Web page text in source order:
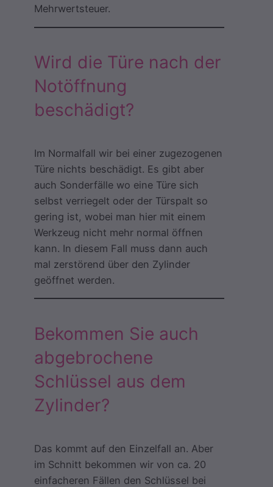
Mehrwertsteuer.
Wird die Türe nach der
Notöffnung
beschädigt?
Im Normalfall wir bei einer zugezogenen
Türe nichts beschädigt. Es gibt aber
auch Sonderfälle wo eine Türe sich
selbst verriegelt oder der Türspalt so
gering ist, wobei man hier mit einem
Werkzeug nicht mehr normal öffnen
kann. In diesem Fall muss dann auch
mal zerstörend über den Zylinder
geöffnet werden.
Bekommen Sie auch
abgebrochene
Schlüssel aus dem
Zylinder?
Das kommt auf den Einzelfall an. Aber
im Schnitt bekommen wir von ca. 20
einfacheren Fällen den Schlüssel bei